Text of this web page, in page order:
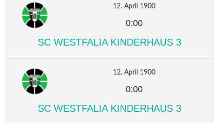
12. April 1900
0:00
SC WESTFALIA KINDERHAUS 3
12. April 1900
0:00
SC WESTFALIA KINDERHAUS 3